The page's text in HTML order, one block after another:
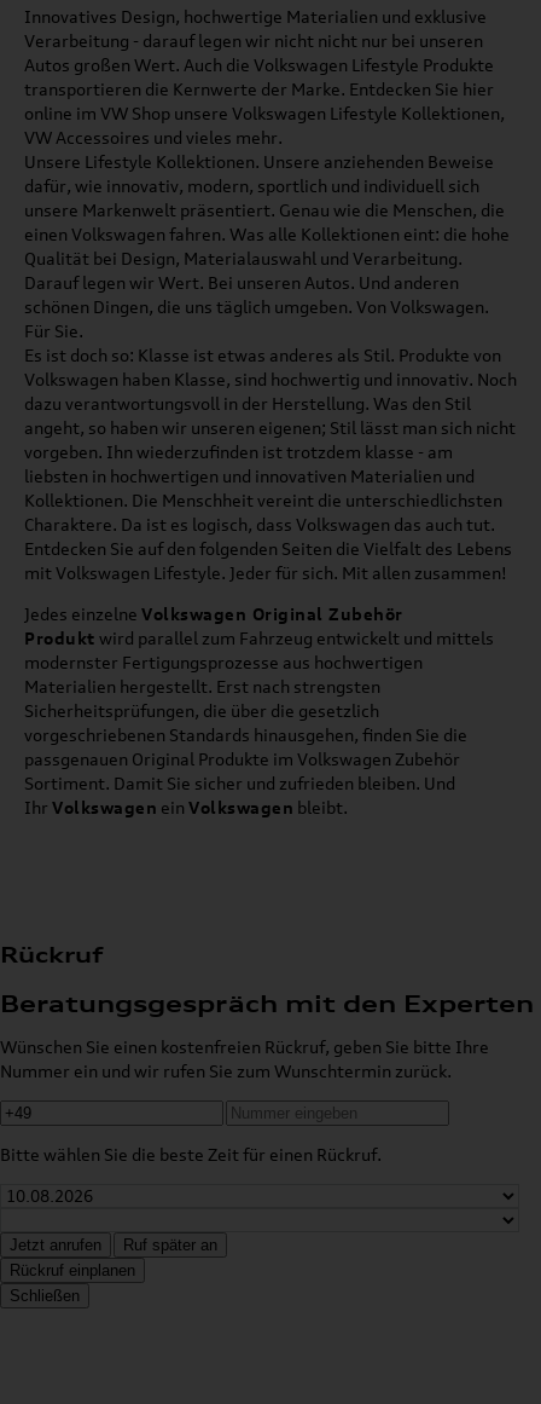
Innovatives Design, hochwertige Materialien und exklusive
Verarbeitung - darauf legen wir nicht nicht nur bei unseren
Autos großen Wert. Auch die Volkswagen Lifestyle Produkte
transportieren die Kernwerte der Marke. Entdecken Sie hier
online im VW Shop unsere Volkswagen Lifestyle Kollektionen,
VW Accessoires und vieles mehr.
Unsere Lifestyle Kollektionen. Unsere anziehenden Beweise
dafür, wie innovativ, modern, sportlich und individuell sich
unsere Markenwelt präsentiert. Genau wie die Menschen, die
einen Volkswagen fahren. Was alle Kollektionen eint: die hohe
Qualität bei Design, Materialauswahl und Verarbeitung.
Darauf legen wir Wert. Bei unseren Autos. Und anderen
schönen Dingen, die uns täglich umgeben. Von Volkswagen.
Für Sie.
Es ist doch so: Klasse ist etwas anderes als Stil. Produkte von
Volkswagen haben Klasse, sind hochwertig und innovativ. Noch
dazu verantwortungsvoll in der Herstellung. Was den Stil
angeht, so haben wir unseren eigenen; Stil lässt man sich nicht
vorgeben. Ihn wiederzufinden ist trotzdem klasse - am
liebsten in hochwertigen und innovativen Materialien und
Kollektionen. Die Menschheit vereint die unterschiedlichsten
Charaktere. Da ist es logisch, dass Volkswagen das auch tut.
Entdecken Sie auf den folgenden Seiten die Vielfalt des Lebens
mit Volkswagen Lifestyle. Jeder für sich. Mit allen zusammen!
Jedes einzelne Volkswagen Original Zubehör
Produkt wird parallel zum Fahrzeug entwickelt und mittels
modernster Fertigungsprozesse aus hochwertigen
Materialien hergestellt. Erst nach strengsten
Sicherheitsprüfungen, die über die gesetzlich
vorgeschriebenen Standards hinausgehen, finden Sie die
passgenauen Original Produkte im Volkswagen Zubehör
Sortiment. Damit Sie sicher und zufrieden bleiben. Und
Ihr Volkswagen ein Volkswagen bleibt.
Rückruf
Beratungsgespräch mit den Experten
Wünschen Sie einen kostenfreien Rückruf, geben Sie bitte Ihre
Nummer ein und wir rufen Sie zum Wunschtermin zurück.
Bitte wählen Sie die beste Zeit für einen Rückruf.
Jetzt anrufen
Ruf später an
Rückruf einplanen
Schließen